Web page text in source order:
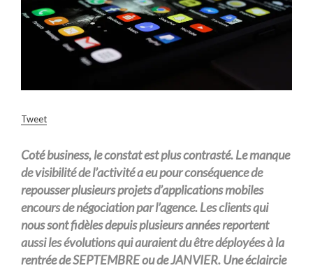
Tweet
Coté business, le constat est plus contrasté. Le manque
de visibilité de l’activité a eu pour conséquence de
repousser plusieurs projets d’applications mobiles
encours de négociation par l’agence. Les clients qui
nous sont fidèles depuis plusieurs années reportent
aussi les évolutions qui auraient du être déployées à la
rentrée de SEPTEMBRE ou de JANVIER. Une éclaircie